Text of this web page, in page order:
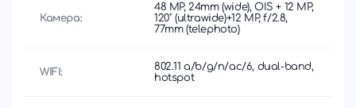
Камера:
48 MP, 24mm (wide), OIS + 12 MP,
120˚ (ultrawide)+12 MP, f/2.8,
77mm (telephoto)
WIFI:
802.11 a/b/g/n/ac/6, dual-band,
hotspot